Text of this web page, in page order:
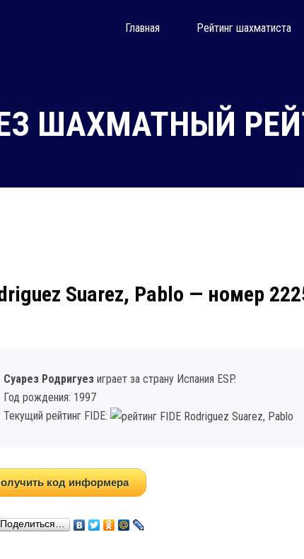
Главная Рейтинг шахматиста
ШАХМАТНЫЙ
Suarez, Pablo — номер
Суарез Родригуез играет за страну Испания ESP.
Год рождения: 1997
Текущий рейтинг FIDE:
код информера
Поделиться…